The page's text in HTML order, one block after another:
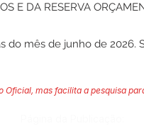
E DA RESERVA
do mês de junho de 2026.
Oficial, mas facilita a pesquisa